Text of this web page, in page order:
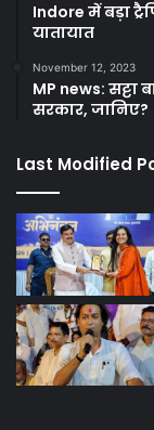
Indore में बड़ा
यातायात
November 12, 2023
MP news: सट्टा
सरकार, जानिए?
Last Modified